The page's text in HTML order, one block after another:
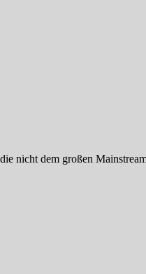
nicht dem großen